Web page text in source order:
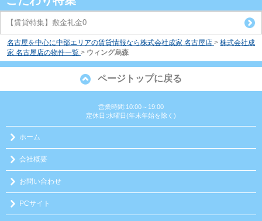
【賃貸特集】敷金礼金0
名古屋を中心に中部エリアの賃貸情報なら株式会社成家 名古屋店 > 株式会社成
家 名古屋店の物件一覧 > ウィング烏森
ページトップに戻る
営業時間:10:00～19:00
定休日:水曜日(年末年始を除く)
ホーム
会社概要
お問い合わせ
PCサイト